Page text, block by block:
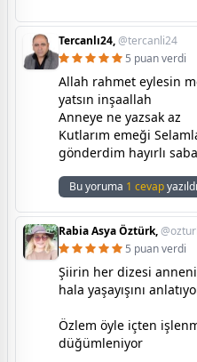
Tercanlı24,@tercanli24
5 puan verdi
Allah rahmet eylesin
yatsın inşaallah
Anneye ne yazsak az
Kutlarım emeği
gönderdim hayırlı
Bu yoruma 1 cevapyazıldı
Rabia Asya Öztürk,
5 puan verdi
Şiirin her dizesi
hala yaşayışını
Özlem öyle içten
düğümleniyor